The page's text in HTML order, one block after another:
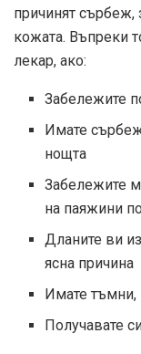
причинят сърбеж,
кожата. Въпреки
лекар, ако:
Забележите
Имате
нощта
Забележите
на паяжини
Дланите ви
ясна причина
Имате
Получавате